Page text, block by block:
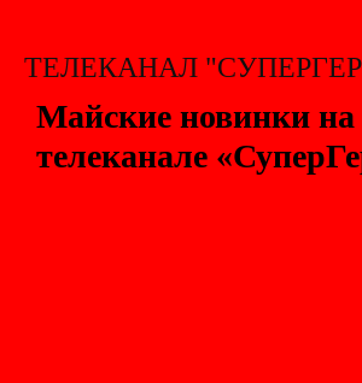
содержимому
ТЕЛЕКАНАЛ
Майские новинки на
телеканале